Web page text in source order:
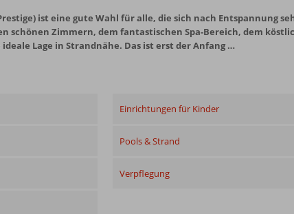
ist eine gute Wahl für alle, die sich nach Entspannung
schönen Zimmern, dem fantastischen Spa-Bereich, dem
Lage in Strandnähe. Das ist erst der Anfang …
Einrichtungen für Kinder
Pools & Strand
Verpflegung